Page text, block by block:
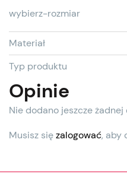
wybierz-rozmiar
Materiał
Typ produktu
Opinie
Nie dodano jeszcze żadnej
Musisz sięzalogować, aby